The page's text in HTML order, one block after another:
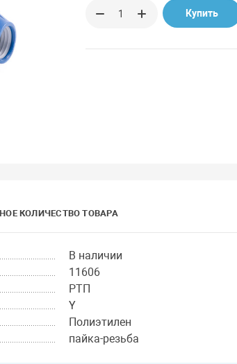
Купить
КОЛИЧЕСТВО ТОВАРА
В наличии
11606
РТП
Y
Полиэтилен
пайка-резьба